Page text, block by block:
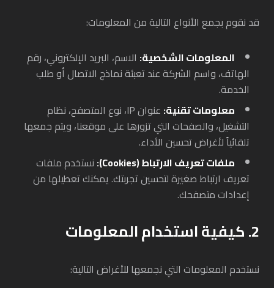
قد نقوم بجمع الأنواع التالية من المعلومات:
المعلومات الشخصية: الاسم، البريد الإلكتروني، رقم
الهاتف، واسم الشركة عند تعبئة نماذج الاتصال أو طلب
الخدمة.
معلومات تقنية:
عنوان IP، نوع المتصفح، نظام
التشغيل، والصفحات التي تزورها على موقعنا، ويتم جمعها
تلقائياً لأغراض تحسين الأداء.
ملفات تعريف الارتباط (Cookies):
نستخدم ملفات
تعريف ارتباط صغيرة لتحسين تجربتك. يمكنك تعطيلها من
إعدادات متصفحك.
2. كيفية استخدام المعلومات
نستخدم المعلومات التي نجمعها للأغراض التالية: